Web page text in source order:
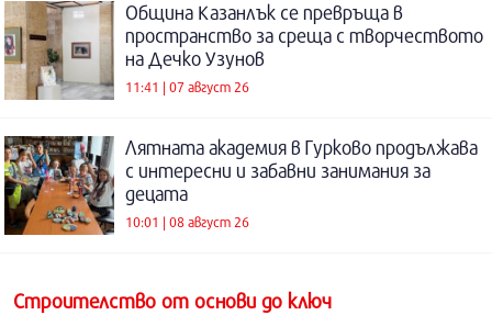
Община Казанлък се превръща в
пространство за среща с творчеството
на Дечко Узунов
11:41 | 07 август 26
Лятната академия в Гурково продължава
с интересни и забавни занимания за
децата
10:01 | 08 август 26
Строителство от основи до ключ